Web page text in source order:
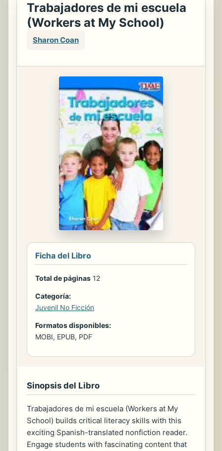
Trabajadores de mi escuela
(Workers at My School)
Sharon Coan
Ficha del Libro
Total de páginas 12
Categoría:
Juvenil No Ficción
Formatos disponibles:
MOBI, EPUB, PDF
Sinopsis del Libro
Trabajadores de mi escuela (Workers at My
School) builds critical literacy skills with this
exciting Spanish-translated nonfiction reader.
Engage students with fascinating content that